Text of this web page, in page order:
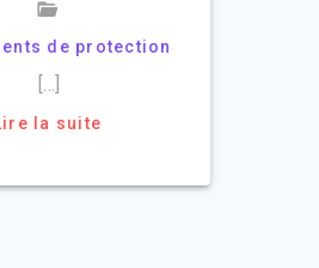
de protection
la suite